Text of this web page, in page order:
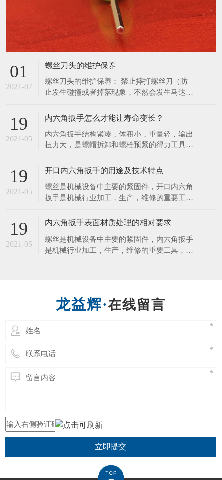
配套控制器的连接插头，应当以插头基部为力
点，不应当用力拉扯电线，避免损坏接触的插
头。 螺丝刀工作时摇晃太大时必须立刻停止
使用，防止更深度地损坏螺丝刀，并通知管理
人员进行维修管理。
2021-05
内六角扳手怎么才能让寿命变长？
内六角扳手结构紧凑，体积小，重量轻，输出
扭力大，是螺帽拆卸和螺栓预紧的得力工具。
扭力控制在此3%范围内，能满足联接预紧高
精度扭 力值的要求。特种工具力矩就是力和
距离的乘积，在紧固螺丝螺栓螺母等螺纹紧固
件时需要控制施加的力矩大小，以保证螺纹紧
固且不至 于因力矩过大破坏螺纹。为了延长
19
2021-05
开口内六角扳手的用途及技术特点
螺丝是机械设备中主要的紧固件，开口内六角
扳手是机械行业加工，生产，维修的重要工
以下几项优点。 1．可快速工作，工作速度比
传统扳手快三至四倍，比快速扳手的工作速度
还要快。 2．一个开口内六角扳手可适用于2
—6种规格的螺丝，而一个双头呆扳手只适用2
19
2021-05
内六角扳手表面材质处理的相对要求
螺丝是机械设备中主要的紧固件，内六角扳手
是机械行业加工，生产，维修的重要工具，该
角扳手的不同材质，对内六角扳手提出对应的
表面处理要求。 1．亮铬：像镜面一样的光
亮； 2．亚铬：无光泽； 3．电泳：黑色，有
亮度，在外加直流电的作用下，使带电粒子在
在线留言